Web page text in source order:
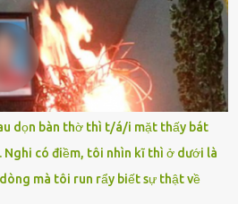
Tất Thành báo cáo xác nhận tài
Chu Ngọc Quang Vinh, lớp 12 Anh
từng giành ngôi vô địch, mang về
1, quý I, Đường lên đỉnh Olympia
học sinh Chu Ngọc Quang Vinh đã
viết của bản thân trên mạng xã hội
đã chủ động gỡ bài viết và đăng bài
nhân. Chu Ngọc Quang Vinh làm việc
Đơn vị cung...
dọn bàn thờ thì t/á/i mặt thấy bát
Nghi có điềm, tôi nhìn kĩ thì ở dưới là
mà tôi run rẩy biết sự thật về